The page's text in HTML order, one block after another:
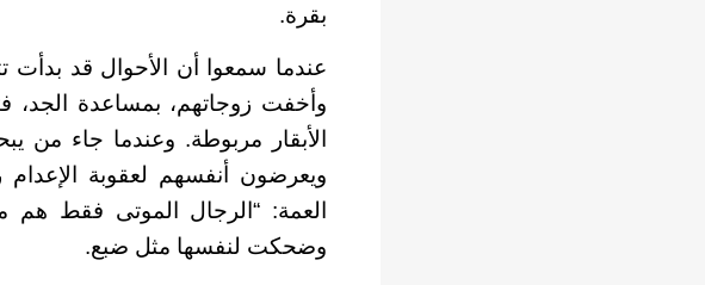
بقرة.
عندما سمعوا أن الأحوال قد بدأت
وأخفت زوجاتهم، بمساعدة الجد،
الأبقار مربوطة. وعندما جاء من
ويعرضون أنفسهم لعقوبة
العمة: “الرجال الموتى فقط هم
وضحكت لنفسها مثل ضبع.